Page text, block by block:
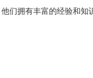
们拥有丰富的经验和知